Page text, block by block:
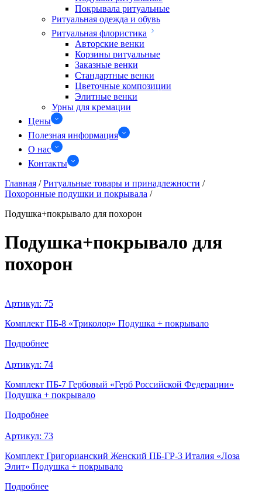
Покрывала ритуальные
Ритуальная одежда и обувь
Ритуальная флористика
Авторские венки
Корзины ритуальные
Заказные венки
Стандартные венки
Цветочные композиции
Элитные венки
Урны для кремации
Цены
Полезная информация
О нас
Контакты
Главная / Ритуальные товары и принадлежности /
Похоронные подушки и покрывала /
Подушка+покрывало для похорон
Подушка+покрывало для
похорон
Артикул: 75
Комплект ПБ-8 «Триколор» Подушка + покрывало
Подробнее
Артикул: 74
Комплект ПБ-7 Гербовый «Герб Российской Федерации»
Подушка + покрывало
Подробнее
Артикул: 73
Комплект Григорианский Женский ПБ-ГР-3 Италия «Лоза
Элит» Подушка + покрывало
Подробнее